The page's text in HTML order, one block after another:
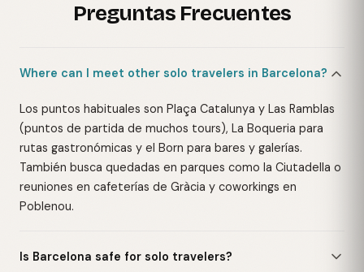
Preguntas Frecuentes
Where can I meet other solo travelers in Barcelona?
Los puntos habituales son Plaça Catalunya y Las Ramblas
(puntos de partida de muchos tours), La Boqueria para
rutas gastronómicas y el Born para bares y galerías.
También busca quedadas en parques como la Ciutadella o
reuniones en cafeterías de Gràcia y coworkings en
Poblenou.
Is Barcelona safe for solo travelers?